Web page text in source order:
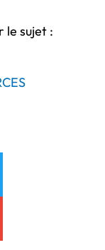
le sujet :